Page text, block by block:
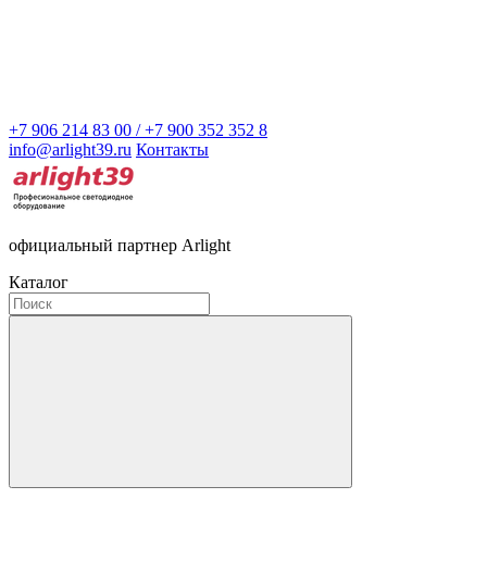
+7 906 214 83 00 / +7 900 352 352 8
info@arlight39.ru Контакты
официальный партнер Arlight
Каталог